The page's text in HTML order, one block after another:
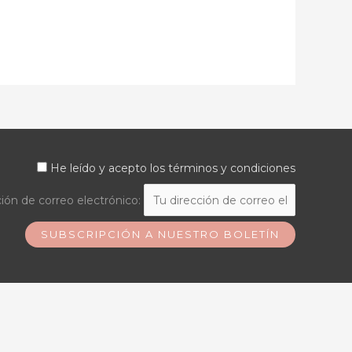
He leído y acepto los términos y condiciones
de correo electrónico: